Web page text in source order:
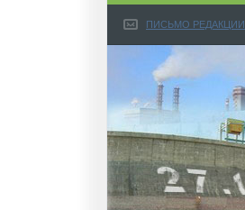
ПИСЬМО РЕДАКЦИИ